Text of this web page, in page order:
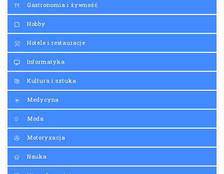
Gastronomia i żywność
Hobby
Hotele i restauracje
Informatyka
Kultura i sztuka
Medycyna
Moda
Motoryzacja
Nauka